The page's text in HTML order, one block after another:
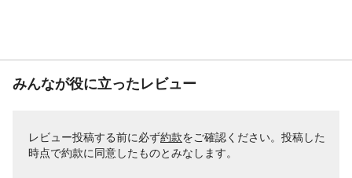
みんなが役に立ったレビュー
レビュー投稿する前に必ず約款をご確認ください。投稿した
時点で約款に同意したものとみなします。